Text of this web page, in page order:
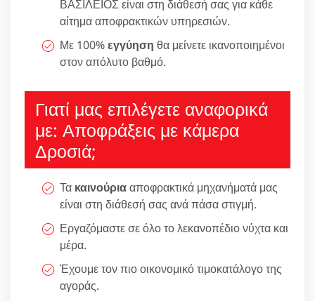
ΒΑΣΙΛΕΙΟΣ είναι στη διάθεσή σας για κάθε
αίτημα αποφρακτικών υπηρεσιών.
Με 100%εγγύηση θα μείνετε ικανοποιημένοι
στον απόλυτο βαθμό.
Γιατί μας επιλέγετε αναφορικά
με: Αποφράξεις με κάμερα
Δροσιά;
Τα καινούριααποφρακτικά μηχανήματά μας
είναι στη διάθεσή σας ανά πάσα στιγμή.
Εργαζόμαστε σε όλο το λεκανοπέδιο νύχτα και
μέρα.
Έχουμε τον πιο οικονομικό τιμοκατάλογο της
αγοράς.